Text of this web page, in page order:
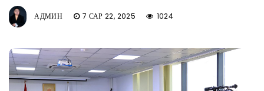
АДМИН 7 САР 22, 2025 1024